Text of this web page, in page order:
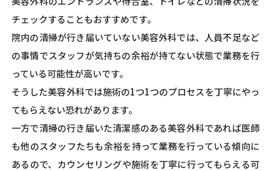
チェックすることもおすすめです。
院内の清掃が行き届いていない美容外科では、人員不足など
の事情でスタッフが気持ちの余裕が持てない状態で業務を行
っている可能性が高いです。
そうした美容外科では施術の1つ1つのプロセスを丁寧にやっ
てもらえない恐れがあります。
一方で清掃の行き届いた清潔感のある美容外科であれば医師
も他のスタッフたちも余裕を持って業務を行っている傾向に
あるので、カウンセリングや施術を丁寧に行ってもらえる可